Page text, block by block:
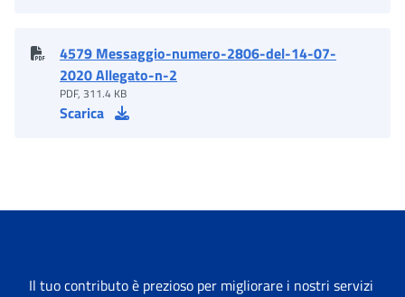
4579 Messaggio-numero-2806-del-14-07-
2020 Allegato-n-2
PDF, 311.4 KB
Scarica
Il tuo contributo è prezioso per migliorare i nostri servizi